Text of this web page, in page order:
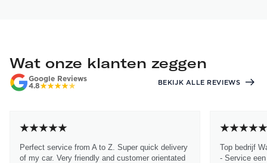
Wat onze klanten zeggen
Google Reviews
4.8
BEKIJK ALLE REVIEWS
Perfect service from A to Z. Super quick delivery
of my car. Very friendly and customer orientated
Top bedrijf
- Service